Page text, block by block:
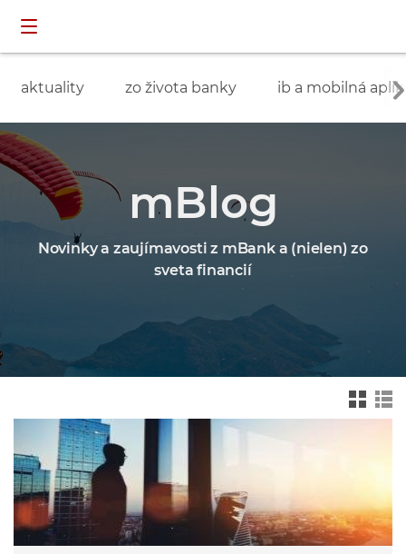
aktuality zo života banky ib a mobilná
mBlog
Novinky a zaujímavosti z mBank a (nielen) zo
sveta financií
widok drz
ewa
felkowy